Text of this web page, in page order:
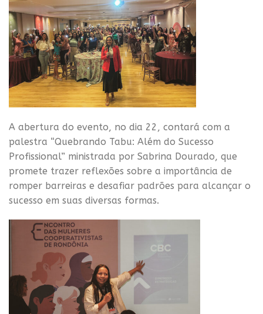
A abertura do evento, no dia 22, contará com a
palestra “Quebrando Tabu: Além do Sucesso
Profissional” ministrada por Sabrina Dourado, que
promete trazer reflexões sobre a importância de
romper barreiras e desafiar padrões para alcançar o
sucesso em suas diversas formas.